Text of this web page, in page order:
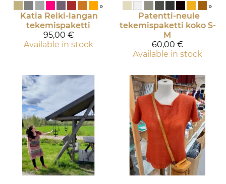
»
Katia Reiki-langan
tekemispaketti
95,00 €
Available in stock
»
Patentti-neule
tekemispaketti koko S-
M
60,00 €
Available in stock